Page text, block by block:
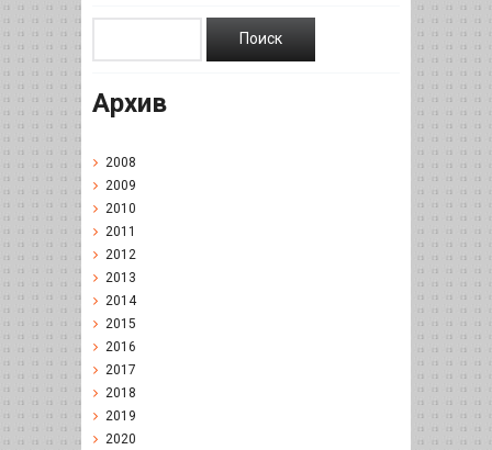
Архив
2008
2009
2010
2011
2012
2013
2014
2015
2016
2017
2018
2019
2020